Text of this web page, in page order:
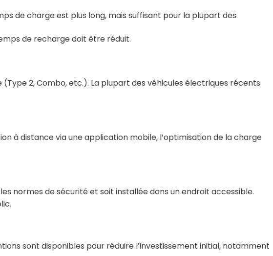
de charge est plus long, mais suffisant pour la plupart des
de recharge doit être réduit.
2, Combo, etc.). La plupart des véhicules électriques récents
à distance via une application mobile, l’optimisation de la charge
normes de sécurité et soit installée dans un endroit accessible.
sont disponibles pour réduire l’investissement initial, notamment